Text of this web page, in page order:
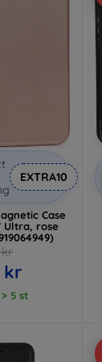
EXTRA10
Case
Ultra, rose
kr
kr
> 5 st